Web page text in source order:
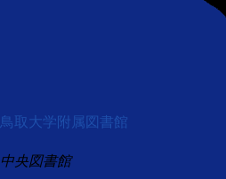
鳥取大学附属図書館
中央図書館